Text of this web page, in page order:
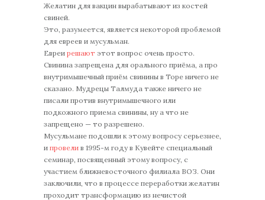
Желатин для вакцин вырабатывают из костей
свиней.
Это, разумеется, является некоторой проблемой
для евреев и мусульман.
Евреи решают этот вопрос очень просто.
Свинина запрещена для орального приёма, а про
внутримышечный приём свинины в Торе ничего не
сказано. Мудрецы Талмуда также ничего не
писали против внутримышечного или
подкожного приема свинины, ну а что не
запрещено — то разрешено.
Мусульмане подошли к этому вопросу серьезнее,
и провели в 1995-м году в Кувейте специальный
семинар, посвященный этому вопросу, с
участием ближневосточного филиала ВОЗ. Они
заключили, что в процессе переработки желатин
проходит трансформацию из нечистой